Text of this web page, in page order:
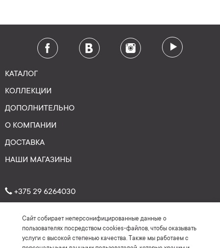
КАТАЛОГ
КОЛЛЕКЦИИ
ДОПОЛНИТЕЛЬНО
О КОМПАНИИ
ДОСТАВКА
НАШИ МАГАЗИНЫ
+375 29 6264030
Рейтинг: 4.7 ★ ★★ ★★
(На основе более 150 отзывов)
Сайт собирает неперсонифицированные данные о
пользователях посредством cookies-файлов, чтобы оказывать
услуги с высокой степенью качества. Также мы работаем с